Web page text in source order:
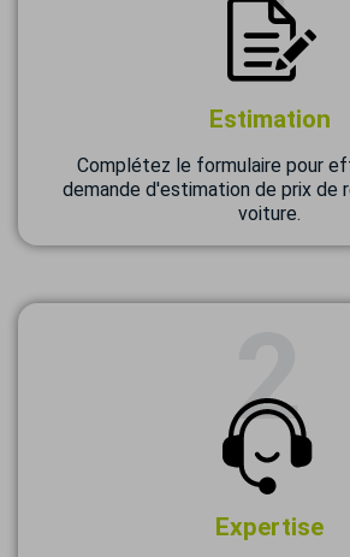
Estimation
Complétez le formulaire pour
demande d'estimation de prix de
voiture.
Expertise